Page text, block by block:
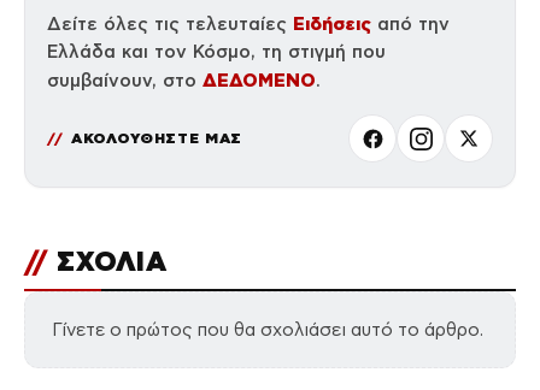
Δείτε όλες τις τελευταίες Ειδήσεις από την
Ελλάδα και τον Κόσμο, τη στιγμή που
συμβαίνουν, στο ΔΕΔΟΜΕΝΟ.
ΑΚΟΛΟΥΘΗΣΤΕ ΜΑΣ
// ΣΧΟΛΙΑ
Γίνετε ο πρώτος που θα σχολιάσει αυτό το άρθρο.